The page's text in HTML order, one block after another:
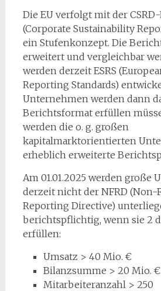
Die EU verfolgt mit der
(Corporate Sustainability
ein Stufenkonzept. Die
erweitert und vergleichbar
werden derzeit ESRS
Reporting Standards)
Unternehmen werden dann
Berichtsformat erfüllen
werden die o. g. großen
kapitalmarktorientierten
erheblich erweiterte
Am 01.01.2025 werden große
derzeit nicht der NFRD (Non-
Reporting Directive)
berichtspflichtig, wenn sie 2
erfüllen:
Umsatz > 40 Mio. €
Bilanzsumme > 20 Mio. €
Mitarbeiteranzahl > 250